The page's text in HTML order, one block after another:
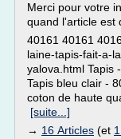
Merci pour votre
quand l'article est
40161 40161
laine-tapis-fait-a-
yalova.html Tapis
Tapis bleu clair -
coton de haute
[suite...]
→ 16 Articles (et